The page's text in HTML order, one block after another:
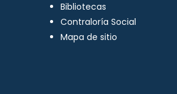
Bibliotecas
Contraloría Social
Mapa de sitio